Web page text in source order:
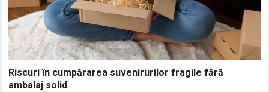
Riscuri în cumpărarea suvenirurilor fragile fără
ambalaj solid